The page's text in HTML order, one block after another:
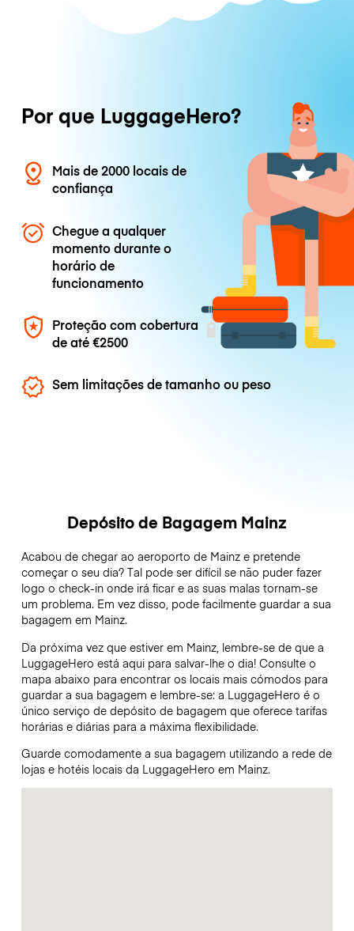
Por que LuggageHero?
Mais de 2000 locais de
confiança
Chegue a qualquer
momento durante o
horário de
funcionamento
Proteção com cobertura
de até€2500
Sem limitações de tamanho ou peso
Depósito de Bagagem Mainz
Acabou de chegar ao aeroporto de Mainz e pretende
começar o seu dia? Tal pode ser difícil se não puder fazer
logo o check-in onde irá ficar e as suas malas tornam-se
um problema. Em vez disso, pode facilmente guardar a sua
bagagem em Mainz.
Da próxima vez que estiver em Mainz, lembre-se de que a
LuggageHero está aqui para salvar-lhe o dia! Consulte o
mapa abaixo para encontrar os locais mais cómodos para
guardar a sua bagagem e lembre-se: a LuggageHero é o
único serviço de depósito de bagagem que oferece tarifas
horárias e diárias para a máxima flexibilidade.
Guarde comodamente a sua bagagem utilizando a rede de
lojas e hotéis locais da LuggageHero em Mainz.